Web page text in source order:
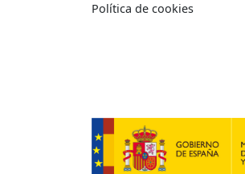
Política de cookies